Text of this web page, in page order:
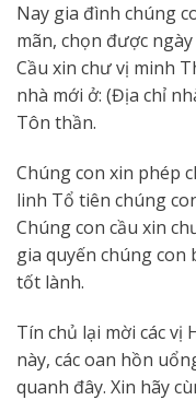
Nay gia đình chúng
mãn, chọn được
Cầu xin chư vị minh
nhà mới ở: (Địa chỉ
Tôn thần.
Chúng con xin phép
linh Tổ tiên chúng
Chúng con cầu xin
gia quyến chúng con
tốt lành.
Tín chủ lại mời các
này, các oan hồn
quanh đây. Xin hãy